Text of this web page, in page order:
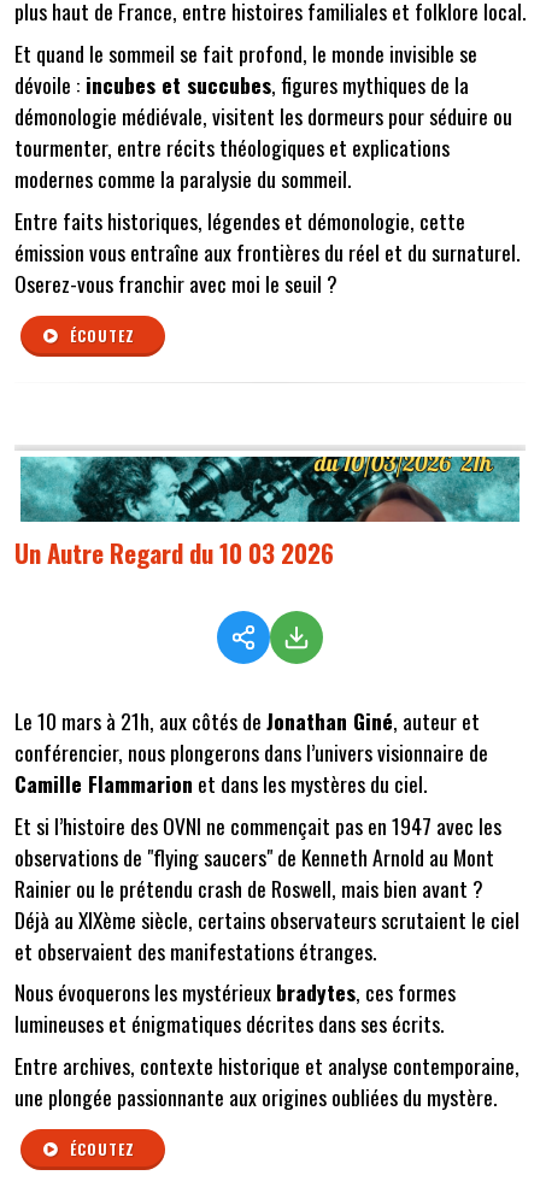
plus haut de France, entre histoires familiales et folklore local.
Et quand le sommeil se fait profond, le monde invisible se
dévoile : incubes et succubes, figures mythiques de la
démonologie médiévale, visitent les dormeurs pour séduire ou
tourmenter, entre récits théologiques et explications
modernes comme la paralysie du sommeil.
Entre faits historiques, légendes et démonologie, cette
émission vous entraîne aux frontières du réel et du surnaturel.
Oserez-vous franchir avec moi le seuil ?
ÉCOUTEZ
Un Autre Regard du 10 03 2026
Le 10 mars à 21h, aux côtés deJonathan Giné, auteur et
conférencier, nous plongerons dans l’univers visionnaire de
Camille Flammarion et dans les mystères du ciel.
Et si l’histoire des OVNI ne commençait pas en 1947 avec les
observations de "flying saucers" de Kenneth Arnold au Mont
Rainier ou le prétendu crash de Roswell, mais bien avant ?
Déjà au XIXème siècle, certains observateurs scrutaient le ciel
et observaient des manifestations étranges.
Nous évoquerons les mystérieuxbradytes, ces formes
lumineuses et énigmatiques décrites dans ses écrits.
Entre archives, contexte historique et analyse contemporaine,
une plongée passionnante aux origines oubliées du mystère.
ÉCOUTEZ